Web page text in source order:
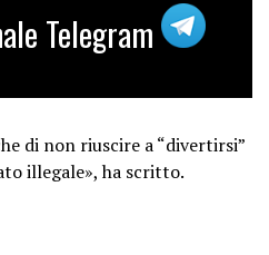
Telegram
di non riuscire a “divertirsi”
illegale», ha scritto.